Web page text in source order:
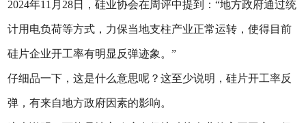
2024年11月28日，硅业协会在周评中提到：“地方政府通过统
计用电负荷等方式，力保当地支柱产业正常运转，使得目前
硅片企业开工率有明显反弹迹象。”
仔细品一下，这是什么意思呢？这至少说明，硅片开工率反
弹，有来自地方政府因素的影响。